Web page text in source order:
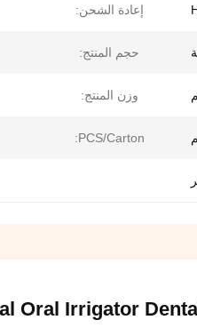
إعادة الشحن:
حجم المنتج:
وزن المنتج:
PCS/Carton:
Oral Irrigator